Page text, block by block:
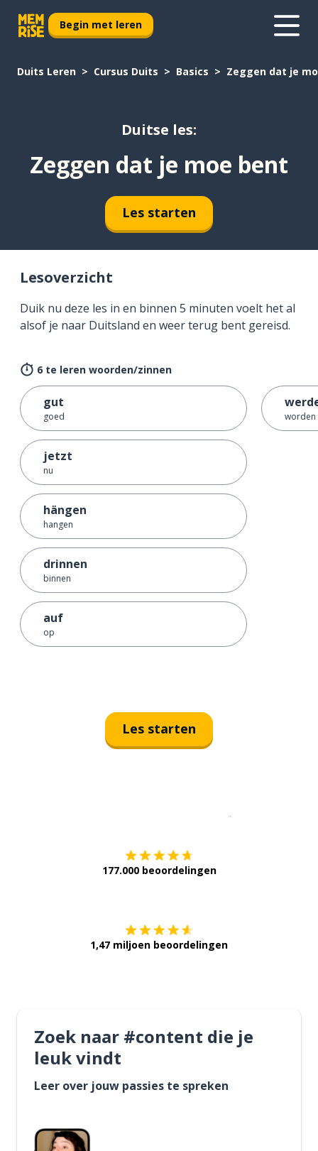
Begin met leren
Duits Leren Cursus Duits Basics Zeggen dat je
Duitse les:
Zeggen dat je moe bent
Les starten
Lesoverzicht
Duik nu deze les in en binnen 5 minuten voelt het al
alsof je naar Duitsland en weer terug bent gereisd.
6 te leren woorden/zinnen
gut
goed
jetzt
nu
hängen
hangen
drinnen
binnen
auf
op
worden
Les starten
177.000 beoordelingen
1,47 miljoen beoordelingen
Zoek naar #content die je
leuk vindt
Leer over jouw passies te spreken